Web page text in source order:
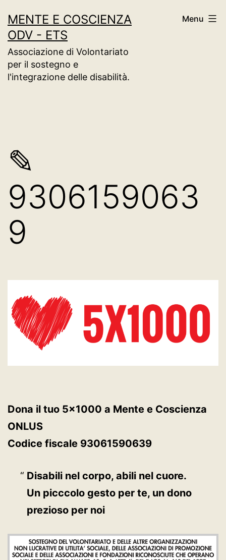
contenuto
MENTE E COSCIENZA
ODV - ETS
Associazione di Volontariato
per il sostegno e
l'integrazione delle disabilità.
Menu
✎
9306159063
9
Dona il tuo 5×1000 a Mente e Coscienza
ONLUS
Codice fiscale 93061590639
Disabili nel corpo, abili nel cuore.
Un picccolo gesto per te, un dono
prezioso per noi